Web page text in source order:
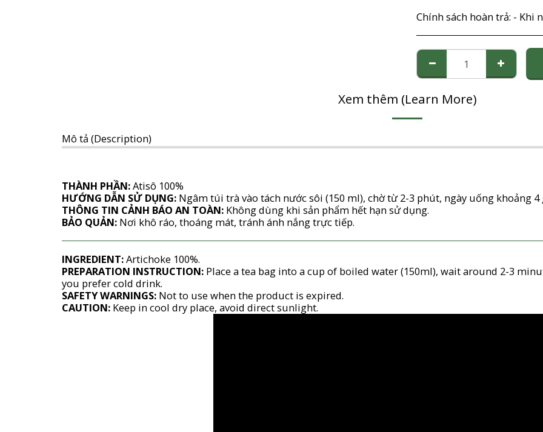
Chính sách hoàn trả: - Khi nhận được đơn đặt hàng của Quý khách từ website, chúng tôi sẽ gọi điện thoại để xác nhận đơn hàng (tình trạng hàng hoá, chủng loại, số lượng, giá tiền, địa chỉ giao hàng, tên người nhận hàng, tổng số tiền khách hàng cần thanh toán khi nhận hàng). Lúc này, Quý khách có thể hủy đơn hàng, thay đổi số lượng đặt hàng, chủng loại hàng,… - Trường hợp sau khi nhận hàng, nếu sản phẩm không thích hợp (do lỗi của Quý khách), Quý khách có thể gửi lại (sản phẩm phải còn nguyên vẹn), chúng tôi sẽ đổi sản phẩm khác cho Quý khách, chi phí gửi đổi, trả hàng, các chi phí phát sinh khác sẽ do Quý khách chịu. Xin liên lạc với
Xem thêm (Learn More)
Mô tả (Description)
THÀNH PHẦN:Atisô 100%
HƯỚNG DẪN SỬ DỤNG: Ngâm túi trà vào tách nước sôi (150 ml), chờ từ 2-3 phút, ngày uống khoảng
THÔNG TIN CẢNH BÁO AN TOÀN: Không dùng khi sản phẩm hết hạn sử dụng.
BẢO QUẢN: Nơi khô ráo, thoáng mát, tránh ánh nắng trực tiếp.
INGREDIENT:Artichoke 100%.
PREPARATION INSTRUCTION: Place a tea bag into a cup of boiled water (150ml), wait around 2-3
you prefer cold drink.
SAFETY WARNINGS: Not to use when the product is expired.
CAUTION: Keep in cool dry place, avoid direct sunlight.